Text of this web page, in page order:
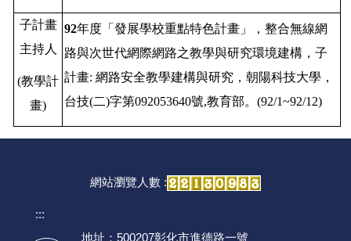
子計畫
主持人
(教學計
畫)
92年度「發展學校重點特色計畫」， 整合無線網
路與次世代網際網路之教學與研究環境建構，子
計畫: 網路安全教學建構與研究 ，朝陽科技大學，
台技(二)字第092053640號,教育部。 (92/1~92/12)
網站瀏覽人數 :
:::
地址：500207彰化市進德路一號